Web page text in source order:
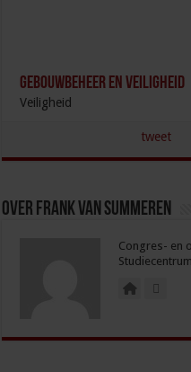
Gebouwbeheer en veiligheid
Veiligheid
tweet
Over Frank van Summeren
Congres- en